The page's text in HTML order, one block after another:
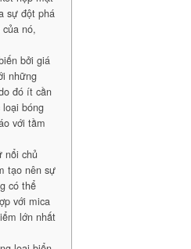
sự đột phá
nó,
bởi giá
những
đó ít cần
bóng
với tầm
nổi chủ
tạo nên sự
có thể
với mica
lớn nhất